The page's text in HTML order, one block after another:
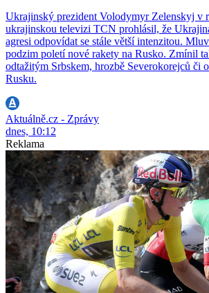
Ukrajinský prezident Volodymyr Zelenskyj v
ukrajinskou televizi TCN prohlásil, že
agresi odpovídat se stále větší intenzitou.
podzim poletí nové rakety na Rusko. Zmínil
odtažitým Srbskem, hrozbě Severokorejců či
Rusku.
Aktuálně.cz - Zprávy
dnes, 10:12
Reklama